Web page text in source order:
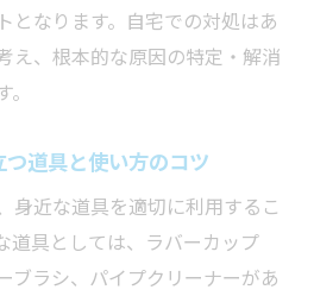
となります。自宅での対処はあ
え、根本的な原因の特定・解消
道具と使い方のコツ
身近な道具を適切に利用するこ
道具としては、ラバーカップ
ブラシ、パイプクリーナーがあ